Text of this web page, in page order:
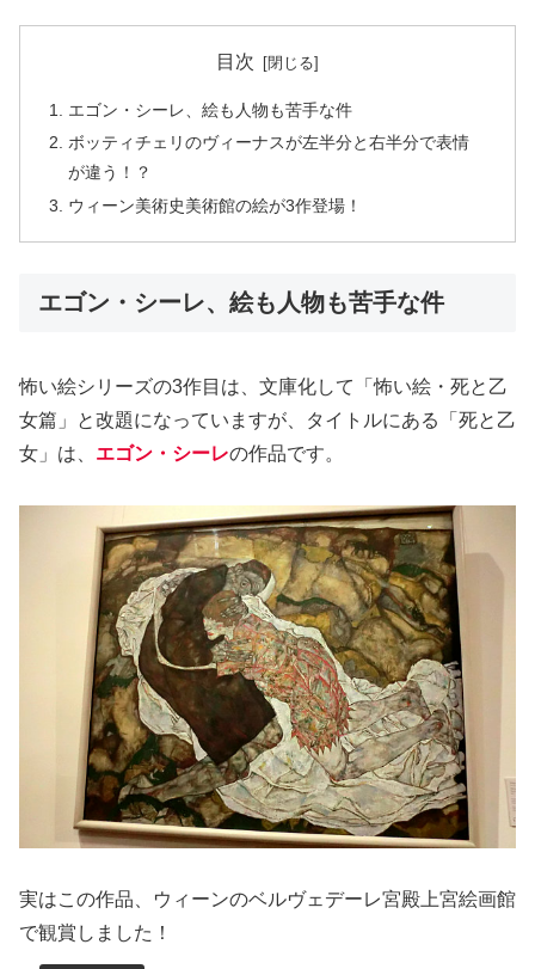
目次
エゴン・シーレ、絵も人物も苦手な件
ボッティチェリのヴィーナスが左半分と右半分で表情
が違う！？
ウィーン美術史美術館の絵が3作登場！
エゴン・シーレ、絵も人物も苦手な件
怖い絵シリーズの3作目は、文庫化して「怖い絵・死と乙
女篇」と改題になっていますが、タイトルにある「死と乙
女」は、 エゴン・シーレの作品です。
実はこの作品、ウィーンのベルヴェデーレ宮殿上宮絵画館
で観賞しました！